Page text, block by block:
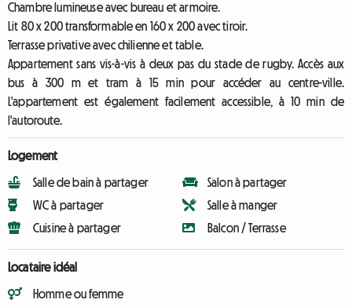
Chambre lumineuse avec bureau et armoire.
Lit 80 x 200 transformable en 160 x 200 avec tiroir.
Terrasse privative avec chilienne et table.
Appartement sans vis-à-vis à deux pas du stade de rugby. Accès aux
bus à 300 m et tram à 15 min pour accéder au centre-ville.
L'appartement est également facilement accessible, à 10 min de
l'autoroute.
Logement
Salle de bain à partager
WC à partager
Cuisine à partager
Salon à partager
Salle à manger
Balcon / Terrasse
Locataire idéal
Homme ou femme